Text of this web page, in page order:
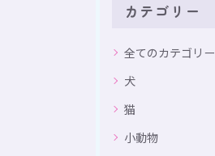
カテゴリー
全てのカテゴリー
犬
猫
小動物